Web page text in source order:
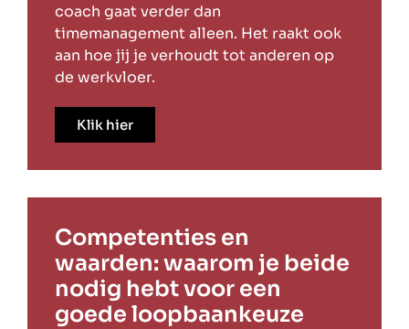
coach gaat verder dan
timemanagement alleen. Het raakt ook
aan hoe jij je verhoudt tot anderen op
de werkvloer.
Klik hier
Competenties en
waarden: waarom je beide
nodig hebt voor een
goede loopbaankeuze